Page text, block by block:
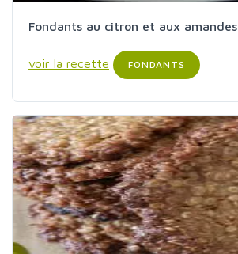
Fondants au citron et aux amandes
voir la recette FONDANTS